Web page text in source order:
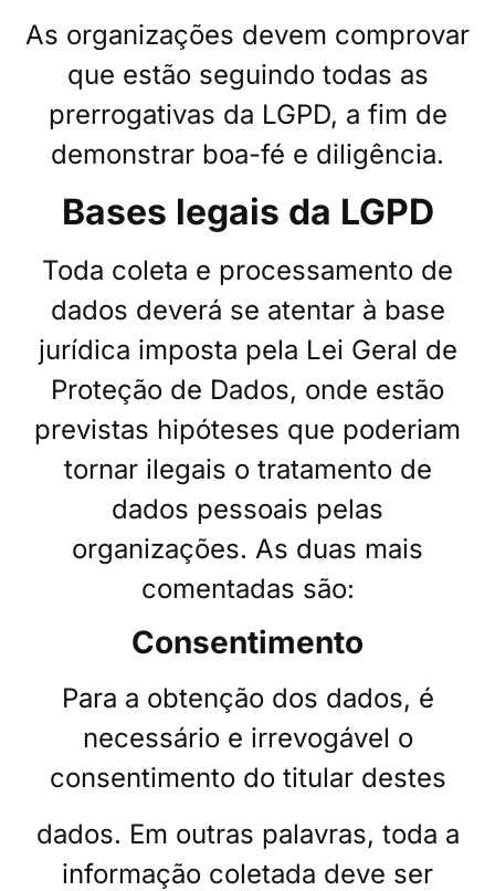
As organizações devem comprovar
que estão seguindo todas as
prerrogativas da LGPD, a fim de
demonstrar boa-fé e diligência.
Bases legais da LGPD
Toda coleta e processamento de
dados deverá se atentar à base
jurídica imposta pela Lei Geral de
Proteção de Dados, onde estão
previstas hipóteses que poderiam
tornar ilegais o tratamento de
dados pessoais pelas
organizações. As duas mais
comentadas são:
Consentimento
Para a obtenção dos dados, é
necessário e irrevogável o
consentimento do titular destes
dados. Em outras palavras, toda a
informação coletada deve ser